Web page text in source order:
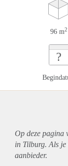
96 m2
?
Op deze pagina
in Tilburg. Als je
aanbieder.